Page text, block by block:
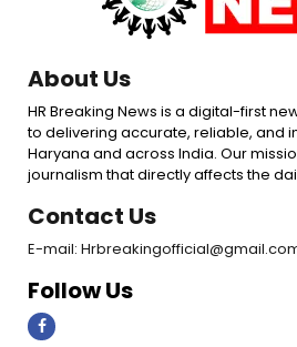
About Us
HR Breaking News is a digital-first
to delivering accurate, reliable, and
Haryana and across India. Our
journalism that directly affects the
Contact Us
E-mail:
Follow Us